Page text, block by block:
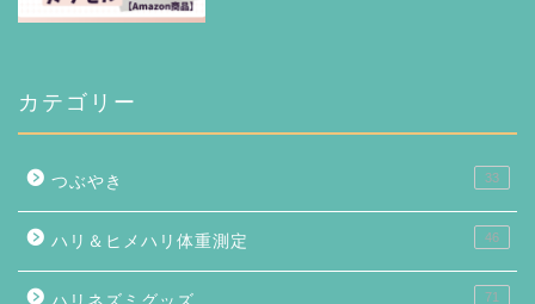
カテゴリー
つぶやき 33
ハリ＆ヒメハリ体重測定 46
71